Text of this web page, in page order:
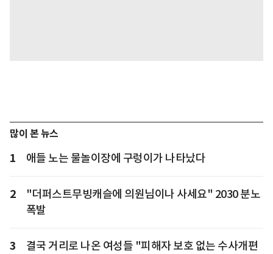
많이 본 뉴스
1 애들 노는 물놀이장에 구렁이가 나타났다
2
"더퍼스트무빙캐슬에 의원님이나 사세요" 2030 분노
폭발
3
결국 거리로 나온 여성들 "피해자 보호 없는 수사개편